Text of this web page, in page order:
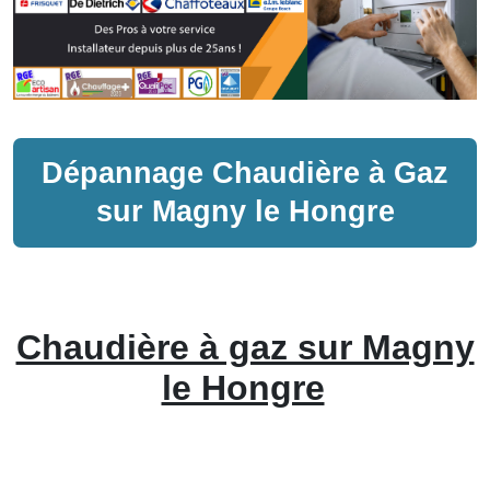
Dépannage Chaudière à Gaz
sur Magny le Hongre
Chaudière à gaz sur Magny
le Hongre